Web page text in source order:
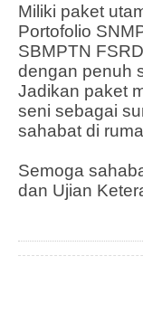
Miliki paket
Portofolio
SBMPTN
dengan penuh
Jadikan paket
seni sebagai
sahabat di
Semoga
dan Ujian